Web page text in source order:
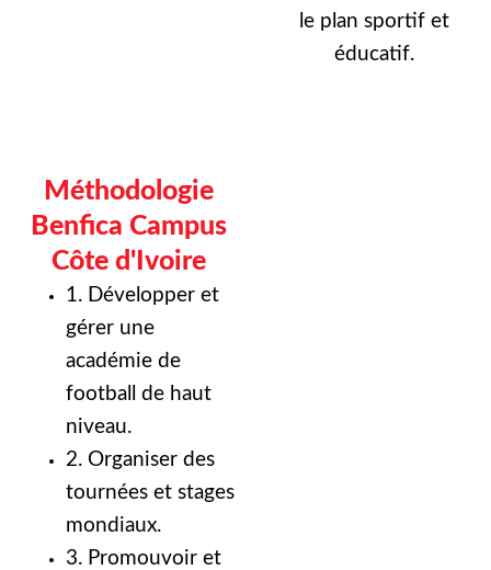
le plan sportif et
éducatif.
Méthodologie
Benfica Campus
Côte d'Ivoire
1. Développer et
gérer une
académie de
football de haut
niveau.
2. Organiser des
tournées et stages
mondiaux.
3. Promouvoir et